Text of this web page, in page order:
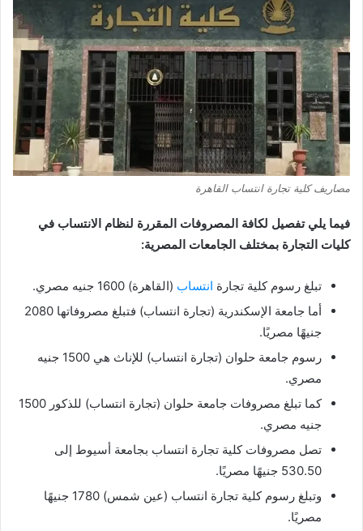
مصاريف كلية تجارة انتساب القاهرة
فيما يلي تفصيل لكافة المصروفات المقررة لنظام الانتساب في
كليات التجارة بمختلف الجامعات المصرية:
تبلغ رسوم كلية تجارة انتساب (القاهرة) 1600 جنيه مصري.
أما جامعة الإسكندرية (تجارة انتساب) فتبلغ مصروفاتها 2080
جنيهًا مصريًا.
رسوم جامعة حلوان (تجارة انتساب) للإناث هي 1500 جنيه
مصري.
كما تبلغ مصروفات جامعة حلوان (تجارة انتساب) للذكور 1500
جنيه مصري.
تصل مصروفات كلية تجارة انتساب بجامعة أسيوط إلى
530.50 جنيهًا مصريًا.
وتبلغ رسوم كلية تجارة انتساب (عين شمس) 1780 جنيهًا
مصريًا.